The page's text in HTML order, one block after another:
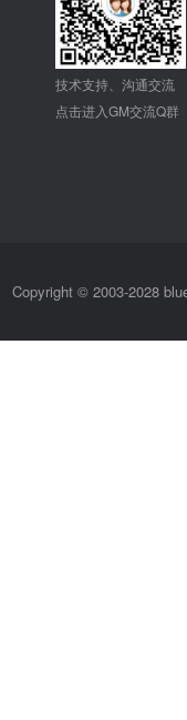
技术支持、沟通交流
点击进入GM交流Q群
Copyright © 2003-2028